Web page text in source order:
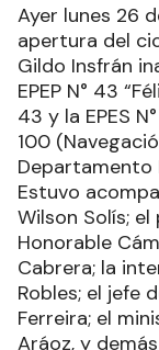
Ayer lunes 26
apertura del
Gildo Insfrán
EPEP N° 43
43 y la EPES
100
Departamento
Estuvo
Wilson Solís;
Honorable
Cabrera; la
Robles; el jefe
Ferreira; el
Aráoz, y